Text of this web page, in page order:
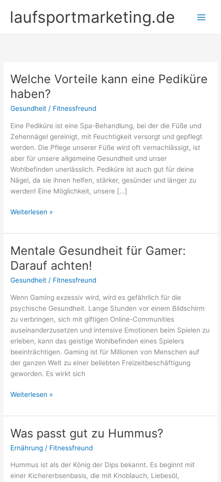
Inhaltlaufsportmarketing.de
Welche Vorteile kann eine Pediküre
haben?
Gesundheit / Fitnessfreund
Eine Pediküre ist eine Spa-Behandlung, bei der die Füße und
Zehennägel gereinigt, mit Feuchtigkeit versorgt und gepflegt
werden. Die Pflege unserer Füße wird oft vernachlässigt, ist
aber für unsere allgemeine Gesundheit und unser
Wohlbefinden unerlässlich. Pediküre ist auch gut für deine
Nägel, da sie ihnen helfen, stärker, gesünder und länger zu
werden! Eine Möglichkeit, unsere […]
Welche
kann
Pediküre
haben?
Weiterlesen »
Mentale Gesundheit für Gamer:
Darauf achten!
Gesundheit / Fitnessfreund
Wenn Gaming exzessiv wird, wird es gefährlich für die
psychische Gesundheit. Lange Stunden vor einem Bildschirm
zu verbringen, sich mit giftigen Online-Communities
auseinanderzusetzen und intensive Emotionen beim Spielen zu
erleben, kann das geistige Wohlbefinden eines Spielers
beeinträchtigen. Gaming ist für Millionen von Menschen auf
der ganzen Welt zu einer beliebten Freizeitbeschäftigung
geworden. Es wirkt sich
Mentale
für
Darauf
achten!
Weiterlesen »
Was passt gut zu Hummus?
Ernährung / Fitnessfreund
Hummus ist als der König der Dips bekannt. Es beginnt mit
einer Kichererbsenbasis, die mit Knoblauch, Liebesöl,